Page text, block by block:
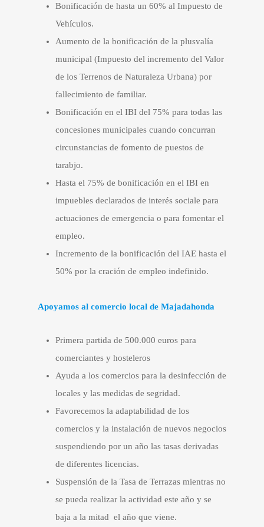
Bonificación de hasta un 60% al Impuesto de
Vehículos.
Aumento de la bonificación de la plusvalía
municipal (Impuesto del incremento del Valor
de los Terrenos de Naturaleza Urbana) por
fallecimiento de familiar.
Bonificación en el IBI del 75% para todas las
concesiones municipales cuando concurran
circunstancias de fomento de puestos de
tarabjo.
Hasta el 75% de bonificación en el IBI en
impuebles declarados de interés sociale para
actuaciones de emergencia o para fomentar el
empleo.
Incremento de la bonificación del IAE hasta el
50% por la cración de empleo indefinido.
Apoyamos al comercio local de Majadahonda
Primera partida de 500.000 euros para
comerciantes y hosteleros
Ayuda a los comercios para la desinfección de
locales y las medidas de segridad.
Favorecemos la adaptabilidad de los
comercios y la instalación de nuevos negocios
suspendiendo por un año las tasas derivadas
de diferentes licencias.
Suspensión de la Tasa de Terrazas mientras no
se pueda realizar la actividad este año y se
baja a la mitad el año que viene.